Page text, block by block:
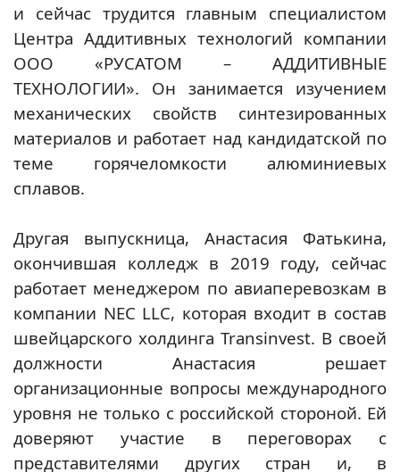
и сейчас трудится главным специалистом
Центра Аддитивных технологий компании
ООО «РУСАТОМ – АДДИТИВНЫЕ
ТЕХНОЛОГИИ». Он занимается изучением
механических свойств синтезированных
материалов и работает над кандидатской по
теме горячеломкости алюминиевых
сплавов.
Другая выпускница, Анастасия Фатькина,
окончившая колледж в 2019 году, сейчас
работает менеджером по авиаперевозкам в
компании NEC LLC, которая входит в состав
швейцарского холдинга Transinvest. В своей
должности Анастасия решает
организационные вопросы международного
уровня не только с российской стороной. Ей
доверяют участие в переговорах с
представителями других стран и, в